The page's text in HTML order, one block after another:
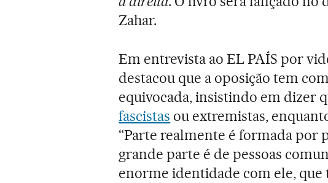
Zahar.
Em entrevista ao EL PAÍS por
destacou que a oposição tem
equivocada, insistindo em dizer
fascistas ou extremistas,
“Parte realmente é formada por
grande parte é de pessoas
enorme identidade com ele, que